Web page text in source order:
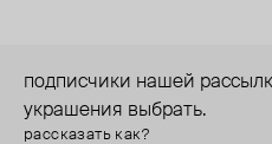
подписчики нашей
украшения выбрать.
рассказать как?